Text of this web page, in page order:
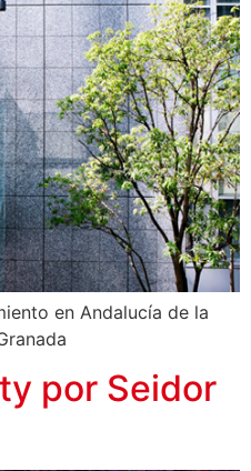
en Andalucía de la
por Seidor